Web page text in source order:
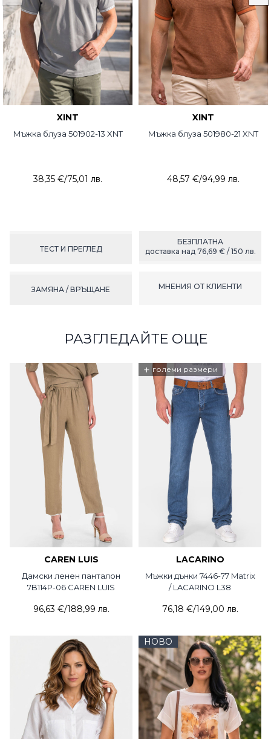
XINT
Мъжка блуза 501902-13 XNT
38,35 €/75,01 лв.
XINT
Мъжка блуза 501980-21 XNT
48,57 €/94,99 лв.
ТЕСТ И ПРЕГЛЕД
БЕЗПЛАТНА
доставка над 76,69 € / 150 лв.
ЗАМЯНА / ВРЪЩАНЕ МНЕНИЯ ОТ КЛИЕНТИ
РАЗГЛЕДАЙТЕ ОЩЕ
CAREN LUIS
Дамски ленен панталон
7B114P-06 CAREN LUIS
96,63 €/188,99 лв.
+ големи размери
LACARINO
Mъжки дънки 7446-77 Matrix
/ LACARINO L38
76,18 €/149,00 лв.
НОВО